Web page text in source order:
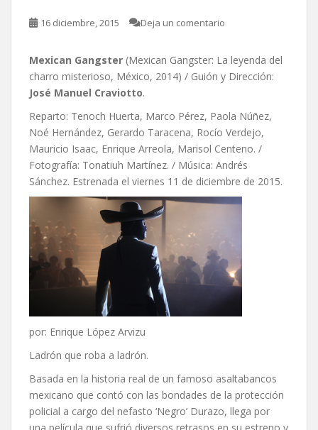
16 diciembre, 2015 Deja un comentario
Mexican Gangster (Mexican Gangster: La leyenda del
charro misterioso, México, 2014) / Guión y Dirección:
José Manuel Craviotto.
Reparto: Tenoch Huerta, Marco Pérez, Paola Núñez,
Noé Hernández, Gerardo Taracena, Rocío Verdejo,
Mauricio Isaac, Enrique Arreola, Marisol Centeno. /
Fotografía: Tonatiuh Martínez. / Música: Andrés
Sánchez. Estrenada el viernes 11 de diciembre de 2015.
por: Enrique López Arvizu
Ladrón que roba a ladrón.
Basada en la historia real de un famoso asaltabancos
mexicano que contó con las bondades de la protección
policial a cargo del nefasto ‘Negro’ Durazo, llega por